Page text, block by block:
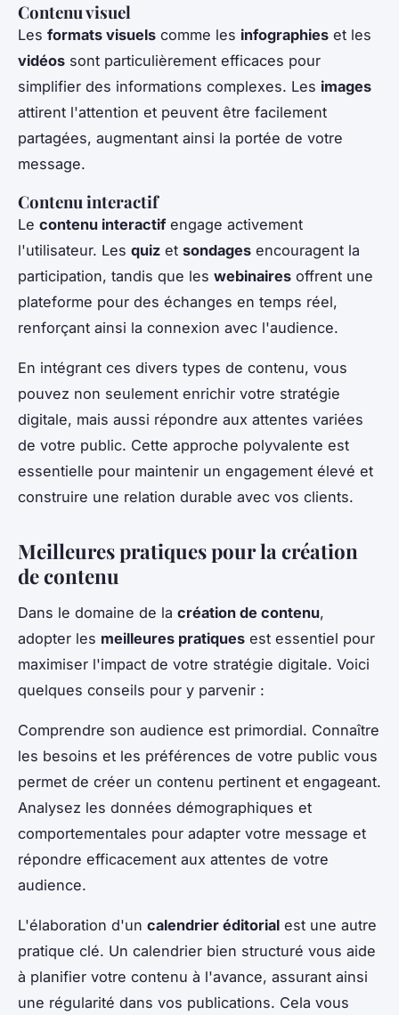
Contenu visuel
Les formats visuels comme les infographies et les
vidéos sont particulièrement efficaces pour
simplifier des informations complexes. Les images
attirent l'attention et peuvent être facilement
partagées, augmentant ainsi la portée de votre
message.
Contenu interactif
Le contenu interactifengage activement
l'utilisateur. Les quiz et sondages encouragent la
participation, tandis que les webinaires offrent une
plateforme pour des échanges en temps réel,
renforçant ainsi la connexion avec l'audience.
En intégrant ces divers types de contenu, vous
pouvez non seulement enrichir votre stratégie
digitale, mais aussi répondre aux attentes variées
de votre public. Cette approche polyvalente est
essentielle pour maintenir un engagement élevé et
construire une relation durable avec vos clients.
Meilleures pratiques pour la création
de contenu
Dans le domaine de la création de contenu,
adopter les meilleures pratiques est essentiel pour
maximiser l'impact de votre stratégie digitale. Voici
quelques conseils pour y parvenir :
Comprendre son audience est primordial. Connaître
les besoins et les préférences de votre public vous
permet de créer un contenu pertinent et engageant.
Analysez les données démographiques et
comportementales pour adapter votre message et
répondre efficacement aux attentes de votre
audience.
L'élaboration d'un calendrier éditorial est une autre
pratique clé. Un calendrier bien structuré vous aide
à planifier votre contenu à l'avance, assurant ainsi
une régularité dans vos publications. Cela vous